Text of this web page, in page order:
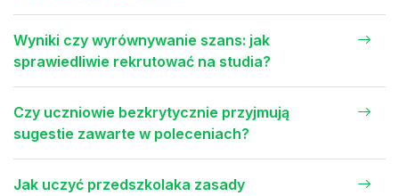
Wyniki czy wyrównywanie szans: jak
sprawiedliwie rekrutować na studia?
Czy uczniowie bezkrytycznie przyjmują
sugestie zawarte w poleceniach?
Jak uczyć przedszkolaka zasady